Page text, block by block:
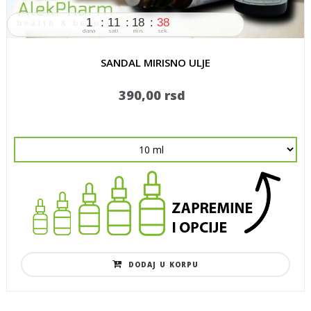
1
dana
11
sati
18
min.
37
sek.
SANDAL MIRISNO ULJE
390,00 rsd
DODAJ U KORPU